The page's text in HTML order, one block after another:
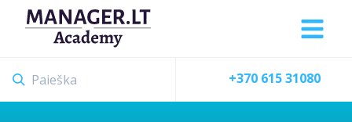
+370 615 31080